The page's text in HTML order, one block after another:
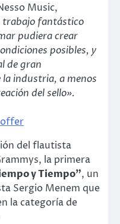
Music,
trabajo fantástico
pudiera crear
posibles, y
de gran
industria, a menos
del sello».
del flautista
la primera
y Tiempo”, un
Sergio Menem que
la categoría de